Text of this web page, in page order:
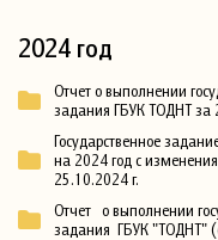
2024 год
Отчет о выполнении
задания ГБУК ТОДНТ за
Государственное
на 2024 год с
25.10.2024 г.
Отчет о выполнении
задания ГБУК "ТОДНТ"